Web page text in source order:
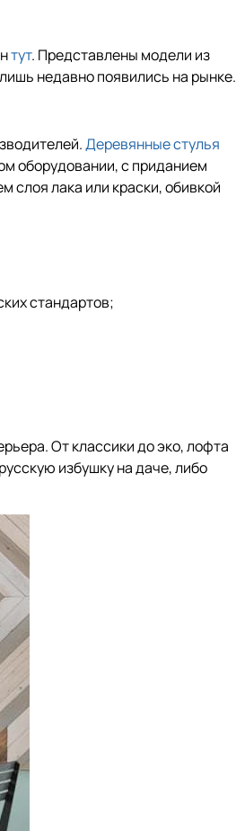
тут. Представлены модели из
недавно появились на рынке.
Деревянные стулья
оборудовании, с приданием
лака или краски, обивкой
стандартов;
От классики до эко, лофта
избушку на даче, либо